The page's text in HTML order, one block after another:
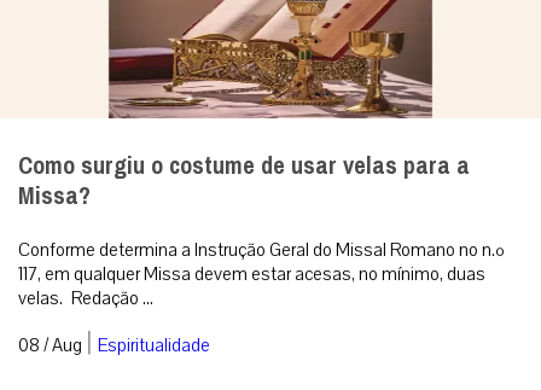
Como surgiu o costume de usar velas para a
Missa?
Conforme determina a Instrução Geral do Missal Romano no n.º
117, em qualquer Missa devem estar acesas, no mínimo, duas
velas. Redação ...
08 / Aug | Espiritualidade